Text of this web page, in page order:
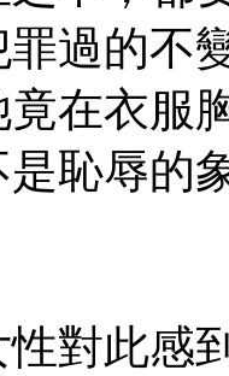
罪過的不
在衣服
恥辱的
性對此感